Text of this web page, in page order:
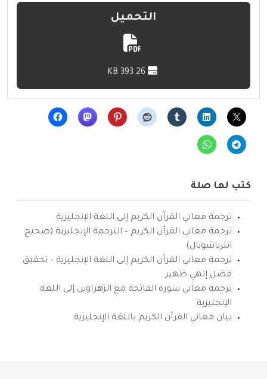
التحميل
كتب لها صلة
ترجمة معاني القرآن الكريم إلى اللغة الإنجليزية
ترجمة معاني القرآن الكريم – الترجمة الإنجليزية (صحيح
انترناشونال)
ترجمة معاني القرآن الكريم إلى اللغة الإنجليزية – تحقيق
فضل إلهي ظهير
ترجمة معاني سورة الفاتحة مع الزهراوين إلى اللغة
الإنجليزية
بيان معاني القرآن الكريم باللغة الإنجليزية